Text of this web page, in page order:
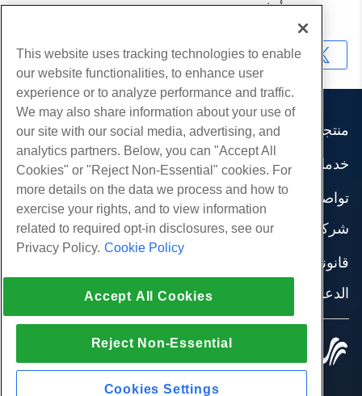
أدناه.
نسخ URL
منتجات
استضافة الموقع
استضافة الأعمال
موزع استضافة
موزع العلامة البيضاء
إدارة لينكس VPS
لينكس غير المدارة VPS
نوافذ غير مُدارة VPS
خوادم السحابة
موازن التحميل
تخزين الكتلة
خدمات
هجرات الموقع
تواصل اجتماعي
وثائق المنتج
مدونة
شركة
اتصل بنا
مراكز البيانات
إنضم لبرنامج
قانوني
شروط الخدمة
تطبيق القانون
اتفاقية الشراكة
الدعم
الدردشة الحية معنا
افتح تذكرة الدعم
مراسلتنا على البريد الاليكتروني
This website uses tracking technologies to enable
our website functionalities, to enhance user
experience or to analyze performance and traffic.
We may also share information about your use of
our site with our social media, advertising, and
analytics partners. Below, you can "Accept All
Cookies" or "Reject Non-Essential" cookies. For
more details on the data we process and how to
exercise your rights, and to view information
related to required opt-in disclosures, see our
Privacy Policy. Cookie Policy
Accept All Cookies
Reject Non-Essential
Cookies Settings